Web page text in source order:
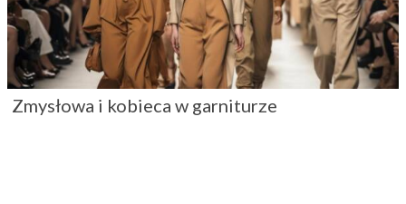
Zmysłowa i kobieca w garniturze